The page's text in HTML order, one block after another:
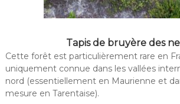
Tapis de bruyère des
Cette forêt est particulièrement rare en
uniquement connue dans les vallées
nord (essentiellement en Maurienne et
mesure en Tarentaise).